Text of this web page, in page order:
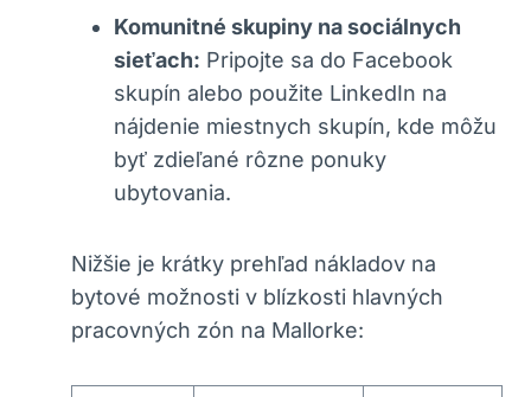
Komunitné skupiny na sociálnych
sieťach: Pripojte sa do Facebook
skupín alebo použite LinkedIn na
nájdenie miestnych skupín, kde môžu
byť zdieľané rôzne ponuky
ubytovania.
Nižšie je krátky prehľad nákladov na
bytové možnosti v blízkosti hlavných
pracovných zón na Mallorke: